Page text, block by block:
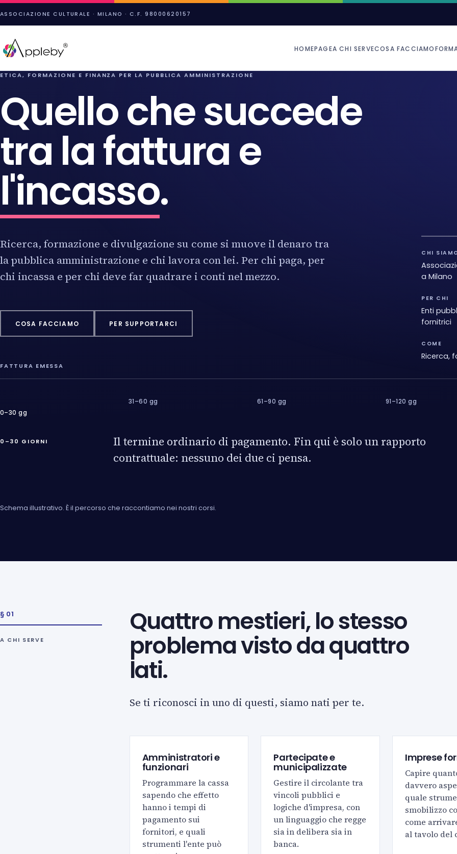
ASSOCIAZIONE CULTURALE · MILANO · C.F. 98000620157
HOMEPAGEA CHI SERVECOSA FACCIAMO
ETICA, FORMAZIONE E FINANZA PER LA PUBBLICA AMMINISTRAZIONE
Quello che succede
tra la fattura e
l'incasso.
Ricerca, formazione e divulgazione su come si muove il denaro tra
la pubblica amministrazione e chi lavora con lei. Per chi paga, per
chi incassa e per chi deve far quadrare i conti nel mezzo.
COSA FACCIAMO PER SUPPORTARCI
CHI
a Milano
PER CHI
Enti
fornitrici
COME
Ricerca,
FATTURA EMESSA
0–30 gg
31–60 gg 61–90 gg 91–120 gg
0–30 GIORNI
Il termine ordinario di pagamento. Fin qui è solo un rapporto
contrattuale: nessuno dei due ci pensa.
Schema illustrativo. È il percorso che raccontiamo nei nostri corsi.
§ 01
A CHI SERVE
Quattro mestieri, lo stesso
problema visto da quattro
lati.
Se ti riconosci in uno di questi, siamo nati per te.
Amministratori e
funzionari
Programmare la cassa
sapendo che effetto
hanno i tempi di
pagamento sui
fornitori, e quali
strumenti l'ente può
Partecipate e
municipalizzate
Gestire il circolante tra
vincoli pubblici e
logiche d'impresa, con
un linguaggio che regge
sia in delibera sia in
banca.
Imprese
Capire
davvero
quale
smobilizzo
come
al tavolo del